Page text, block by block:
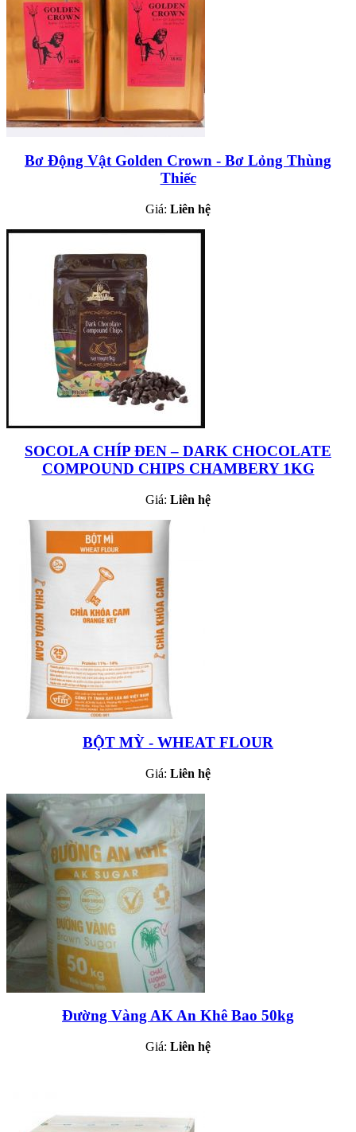
Bơ Động Vật Golden Crown - Bơ Lỏng Thùng
Thiếc
Giá: Liên hệ
SOCOLA CHÍP ĐEN – DARK CHOCOLATE
COMPOUND CHIPS CHAMBERY 1KG
Giá: Liên hệ
BỘT MỲ - WHEAT FLOUR
Giá: Liên hệ
Đường Vàng AK An Khê Bao 50kg
Giá: Liên hệ